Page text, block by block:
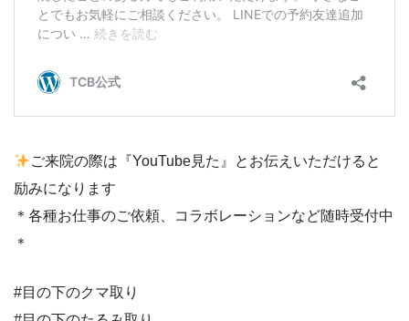
ご来院の際は『YouTube見た』とお伝えいただけると
励みになります
＊各種お仕事のご依頼、コラボレーションなど随時受付中
＊
#目の下のクマ取り